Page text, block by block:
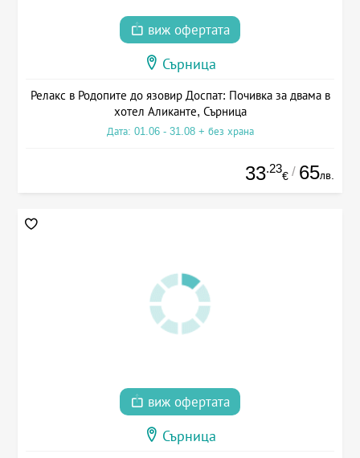
виж офертата
Сърница
Релакс в Родопите до язовир Доспат: Почивка за двама в
хотел Аликанте, Сърница
Дата: 01.06 - 31.08 + без храна
33.23
€ / 65лв.
виж офертата
Сърница